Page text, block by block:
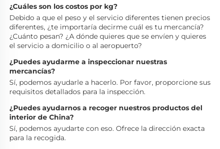
¿Cuáles son los costos por kg?
Debido a que el peso y el servicio diferentes tienen precios
diferentes, ¿te importaría decirme cuál es tu mercancía?
¿Cuánto pesan? ¿A dónde quieres que se envíen y quieres
el servicio a domicilio o al aeropuerto?
¿Puedes ayudarme a inspeccionar nuestras
mercancías?
Sí, podemos ayudarle a hacerlo. Por favor, proporcione sus
requisitos detallados para la inspección.
¿Puedes ayudarnos a recoger nuestros productos del
interior de China?
Sí, podemos ayudarte con eso. Ofrece la dirección exacta
para la recogida.